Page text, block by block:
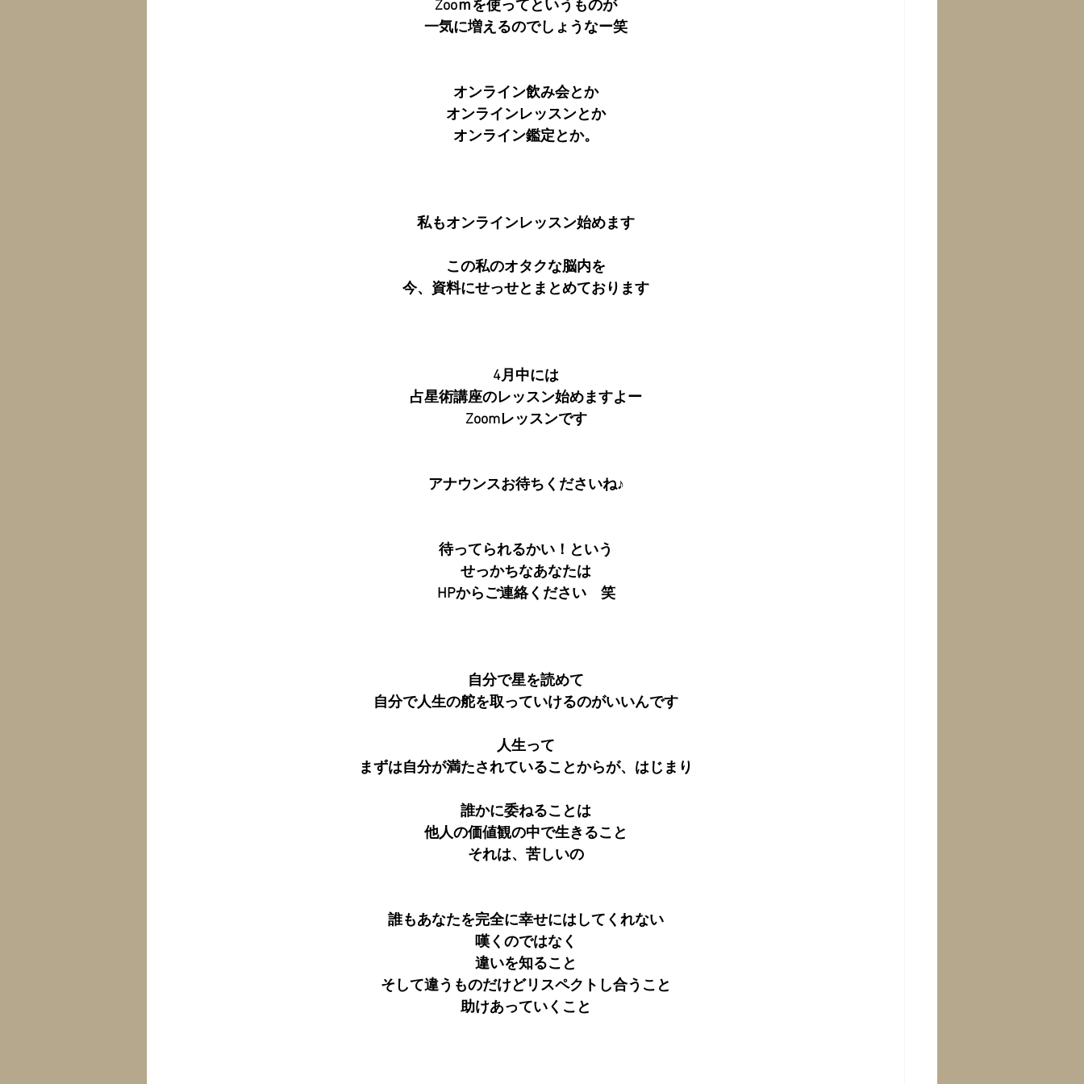
Zooｍを使ってというものが
一気に増えるのでしょうなー笑
オンライン飲み会とか
オンラインレッスンとか
オンライン鑑定とか。
私もオンラインレッスン始めます
この私のオタクな脳内を
今、資料にせっせとまとめております
4月中には
占星術講座のレッスン始めますよー
Zoomレッスンです
アナウンスお待ちくださいね♪
待ってられるかい！という
せっかちなあなたは
HPからご連絡ください　笑
自分で星を読めて
自分で人生の舵を取っていけるのがいいんです
人生って
まずは自分が満たされていることからが、はじまり
誰かに委ねることは
他人の価値観の中で生きること
それは、苦しいの
誰もあなたを完全に幸せにはしてくれない
嘆くのではなく
違いを知ること
そして違うものだけどリスペクトし合うこと
助けあっていくこと